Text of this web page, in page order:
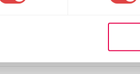
Wetterfester Verbundstoff
UV-beständig, wetterfest, kratzfest
Gastronomie, Catering, Events,